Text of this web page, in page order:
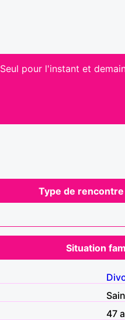
Seul pour l'instant et
Type de
Situation
47